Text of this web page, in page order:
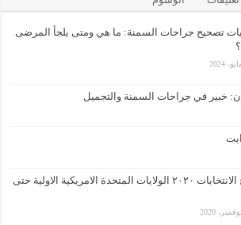
تصحيح جراحات السمنة: ما هي ومتى يلجأ المرضى
خبير في جراحات السمنة والتجميل
نتائج الانتخابات ٢٠٢٠ الولايات المتحدة الامريكية الاولية حتى